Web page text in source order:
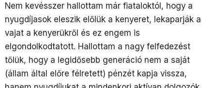
Nem kevésszer hallottam már fiataloktól, hogy a
nyugdíjasok eleszik előlük a kenyeret, lekaparják a
vajat a kenyerükről és ez engem is
elgondolkodtatott. Hallottam a nagy felfedezést
tőlük, hogy a legidősebb generáció nem a saját
(állam által előre félretett) pénzét kapja vissza,